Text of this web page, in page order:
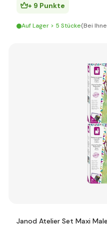
+ 9 Punkte
Auf Lager > 5 Stücke(Bei
Janod Atelier Set Maxi